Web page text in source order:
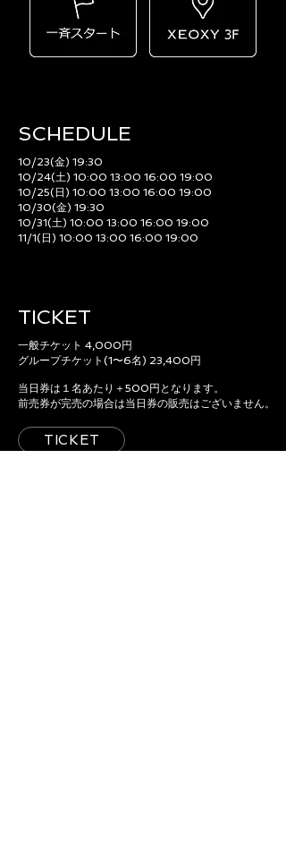
SCHEDULE​
10/23(金) 19:30
10/24(土) 10:00 13:00 16:00 19:00
10/25(日) 10:00 13:00 16:00 19:00
10/30(金) 19:30
10/31(土) 10:00 13:00 16:00 19:00
11/1(日) 10:00 13:00 16:00 19:00
TICKET
一般チケット 4,000円
グループチケット(1〜6名) 23,400円
当日券は１名あたり＋500円となります。
前売券が完売の場合は当日券の販売はございません。
TICKET